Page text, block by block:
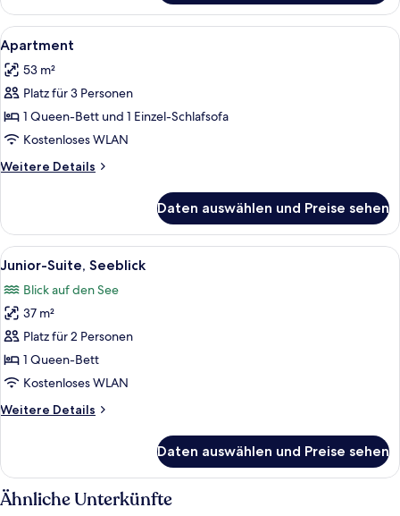
Suite
Alle
Fotos
für
Apartment
anzeigen
Minibar, Zimmersafe, Bügeleisen/
7
Apartment
53 m²
Platz für 3 Personen
1 Queen-Bett und 1 Einzel-Schlafsofa
Kostenloses WLAN
Weitere Details
Weitere
Daten auswählen und Preise sehen
Alle
Fotos
für
Junior-
Suite,
Seeblick
anzeigen
7
Junior-Suite, Seeblick
Blick auf den See
37 m²
Platz für 2 Personen
1 Queen-Bett
Kostenloses WLAN
Weitere Details
Weitere
Suite,
Seeblick
Daten auswählen und Preise sehen
Ähnliche Unterkünfte